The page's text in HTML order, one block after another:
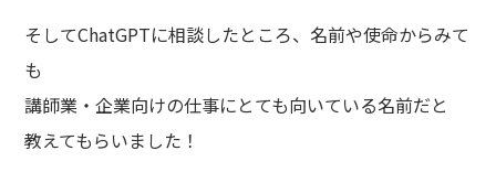
そしてChatGPTに相談したところ、名前や使命からみて
も
講師業・企業向けの仕事にとても向いている名前だと
教えてもらいました！